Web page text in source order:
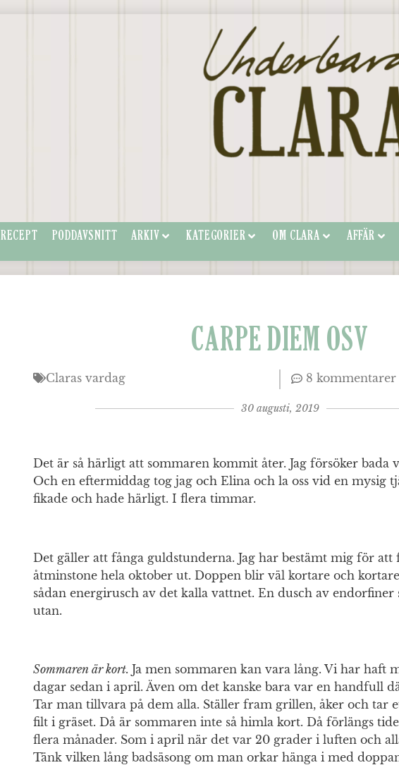
RECEPT PODDAVSNITT ARKIV KATEGORIER OM CLARA AFFÄR
CARPE DIEM OSV
Claras vardag 8 kommentarer
30 augusti, 2019
Det är så härligt att sommaren kommit åter. Jag försöker bada
Och en eftermiddag tog jag och Elina och la oss vid en mysig
fikade och hade härligt. I flera timmar.
Det gäller att fånga guldstunderna. Jag har bestämt mig för att
åtminstone hela oktober ut. Doppen blir väl kortare och
sådan energirusch av det kalla vattnet. En dusch av
utan.
Sommaren är kort. Ja men sommaren kan vara lång. Vi har haft
dagar sedan i april. Även om det kanske bara var en handfull
Tar man tillvara på dem alla. Ställer fram grillen, åker och tar
filt i gräset. Då är sommaren inte så himla kort. Då förlängs
flera månader. Som i april när det var 20 grader i luften och
Tänk vilken lång badsäsong om man orkar hänga i med